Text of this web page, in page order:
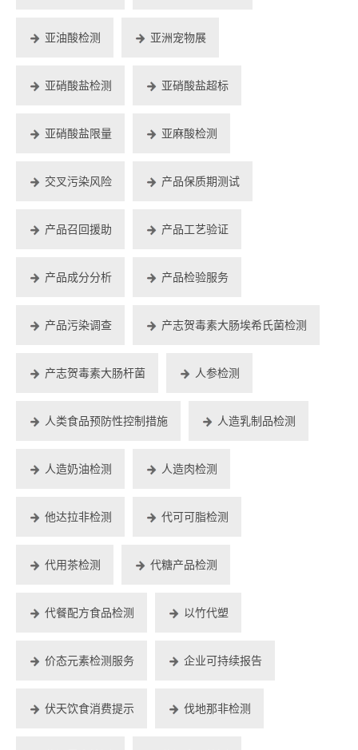
亚油酸检测 亚洲宠物展
亚硝酸盐检测 亚硝酸盐超标
亚硝酸盐限量 亚麻酸检测
交叉污染风险 产品保质期测试
产品召回援助 产品工艺验证
产品成分分析 产品检验服务
产品污染调查 产志贺毒素大肠埃希氏菌检测
产志贺毒素大肠杆菌 人参检测
人类食品预防性控制措施 人造乳制品检测
人造奶油检测 人造肉检测
他达拉非检测 代可可脂检测
代用茶检测 代糖产品检测
代餐配方食品检测 以竹代塑
价态元素检测服务 企业可持续报告
伏天饮食消费提示 伐地那非检测